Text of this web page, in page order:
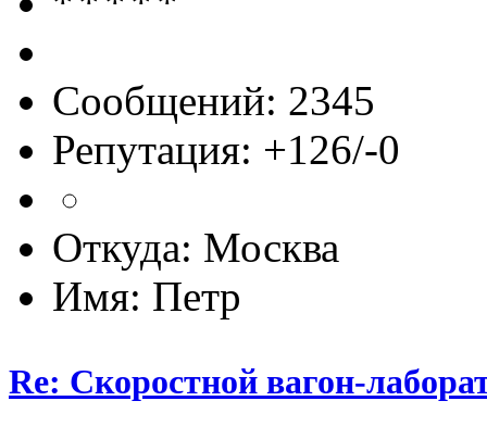
Сообщений: 2345
Репутация: +126/-0
Откуда: Москва
Имя: Петр
Re: Скоростной вагон-